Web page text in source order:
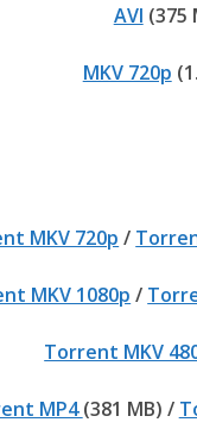
AVI (375
MKV 720p
MKV 720p /
MKV 1080p /
Torrent MKV
MP4(381 MB) /